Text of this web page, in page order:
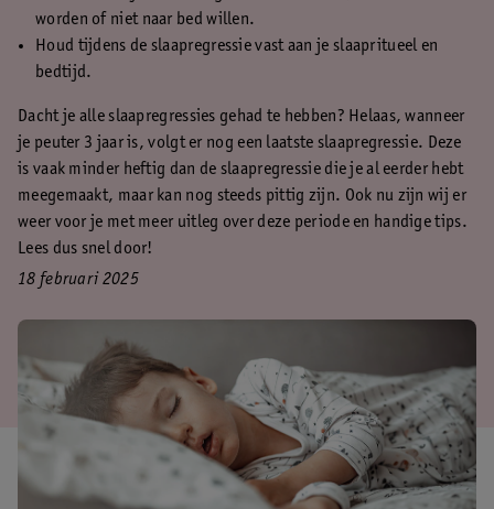
worden of niet naar bed willen.
Houd tijdens de slaapregressie vast aan je slaapritueel en
bedtijd.
Dacht je alle slaapregressies gehad te hebben? Helaas, wanneer
je peuter 3 jaar is, volgt er nog een laatste slaapregressie. Deze
is vaak minder heftig dan de slaapregressie die je al eerder hebt
meegemaakt, maar kan nog steeds pittig zijn. Ook nu zijn wij er
weer voor je met meer uitleg over deze periode en handige tips.
Lees dus snel door!
18 februari 2025